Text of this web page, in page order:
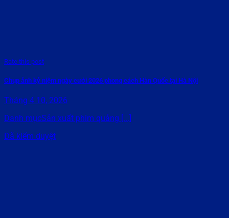
Rate this post
Chụp ảnh kỷ niệm ngày cưới 2026 phong cách Hàn Quốc tại Hà Nội
Tháng 4 10, 2026
Danh mụcSản xuất phim quảng [...]
Đã kiểm duyệt